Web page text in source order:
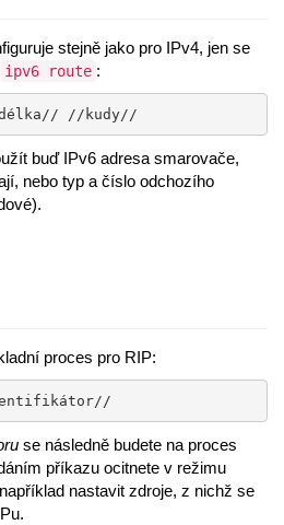
stejně jako pro IPv4, jen se
ipv6 route :
//kudy//
buď IPv6 adresa smarovače,
nebo typ a číslo odchozího
proces pro RIP:
se následně budete na proces
příkazu ocitnete v režimu
nastavit zdroje, z nichž se